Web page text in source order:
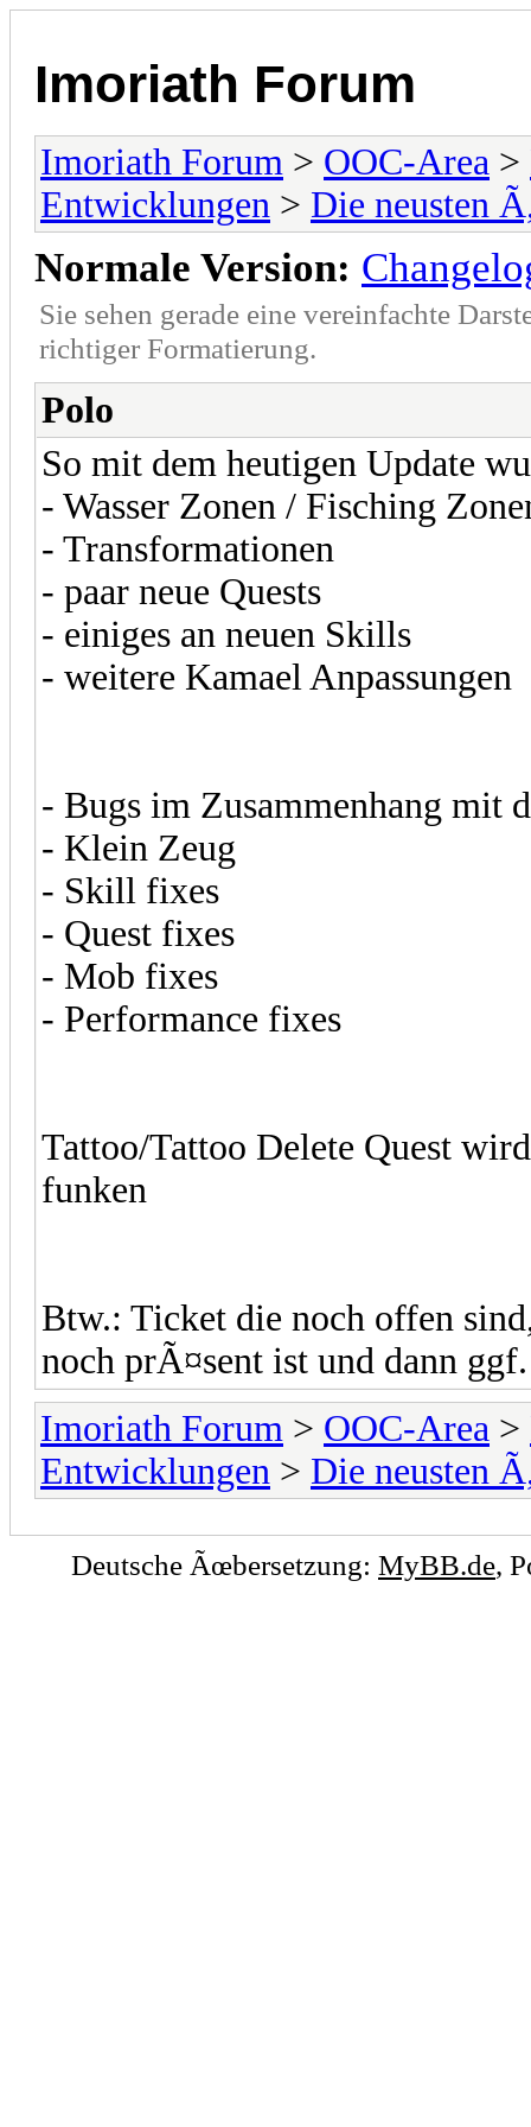
Imoriath Forum
Imoriath Forum > OOC-Area >
Entwicklungen > Die neusten
Normale Version:
Sie sehen gerade eine vereinfachte
richtiger Formatierung.
Polo
So mit dem heutigen Update
- Wasser Zonen / Fisching
- Transformationen
- paar neue Quests
- einiges an neuen Skills
- weitere Kamael Anpassungen
- Bugs im Zusammenhang mit
- Klein Zeug
- Skill fixes
- Quest fixes
- Mob fixes
- Performance fixes
Tattoo/Tattoo Delete Quest
funken
Btw.: Ticket die noch offen
noch prÃ¤sent ist und dann
Imoriath Forum > OOC-Area >
Entwicklungen > Die neusten
Deutsche Ãœbersetzung: MyBB.de,